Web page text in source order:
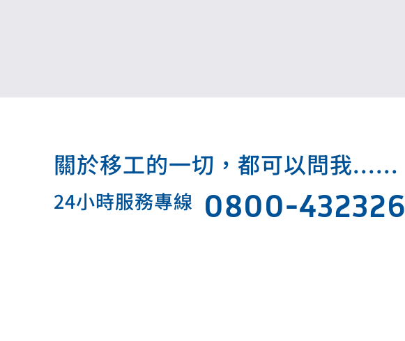
關於移工的一切，都可以問我......
24小時服務專線 0800-432326